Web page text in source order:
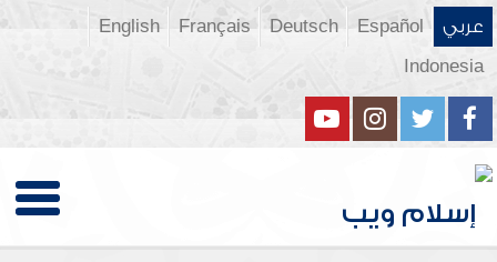
عربي Español
Deutsch
Français
English
Indonesia